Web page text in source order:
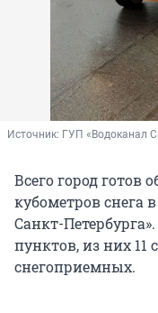
Источник: ГУП «Водоканал
Всего город готов
кубометров снега
Санкт-
пунктов, из них 11
снегоприемных.